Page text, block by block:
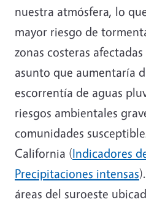
nuestra atmósfera, lo
mayor riesgo de
zonas costeras
asunto que aumentaría
escorrentía de aguas
riesgos ambientales
comunidades
California (Indicadores
Precipitaciones intensas
áreas del suroeste